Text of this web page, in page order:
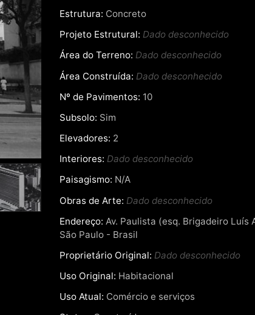
Estrutura: Concreto
Projeto Estrutural: Dado desconhecido
Área do Terreno: Dado desconhecido
Área Construída: Dado desconhecido
Nº de Pavimentos: 10
Subsolo: Sim
Elevadores: 2
Interiores: Dado desconhecido
Paisagismo: N/A
Obras de Arte: Dado desconhecido
Endereço: Av. Paulista (esq. Brigadeiro Luís
São Paulo - Brasil
Proprietário Original: Dado desconhecido
Uso Original: Habitacional
Uso Atual: Comércio e serviços